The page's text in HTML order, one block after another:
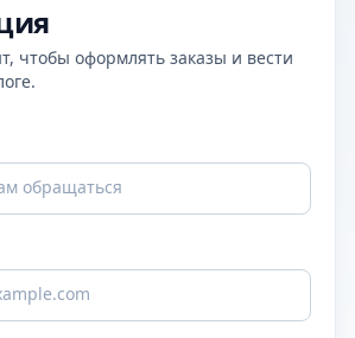
чтобы оформлять заказы и вести